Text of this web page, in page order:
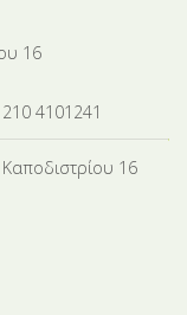
16
4101241
16